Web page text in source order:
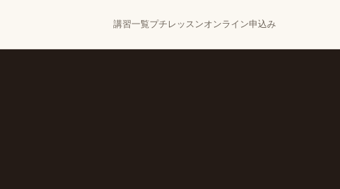
講習一覧プチレッスンオンライン申込み